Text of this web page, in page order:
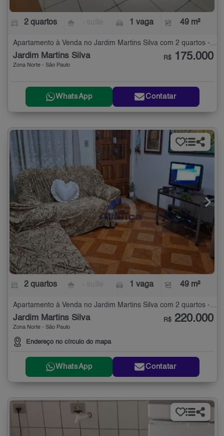
2 quartos 1 vaga 49 m²
Apartamento à Venda no Jardim Martins Silva com 2 quartos - 49 m²
Jardim Martins Silva
Zona Norte - São Paulo
R$ 175.000
WhatsApp Contatar
2 quartos 1 vaga 49 m²
Jardim Martins Silva
Zona Norte - São Paulo
Endereço no círculo do mapa
R$ 220.000
WhatsApp Contatar